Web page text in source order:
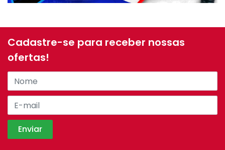
Cadastre-se para receber nossas
ofertas!